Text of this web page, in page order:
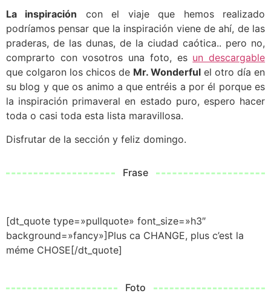
La inspiración con el viaje que hemos realizado
podríamos pensar que la inspiración viene de ahí, de las
praderas, de las dunas, de la ciudad caótica.. pero no,
comprarto con vosotros una foto, es un descargable
que colgaron los chicos de Mr. Wonderful el otro día en
su blog y que os animo a que entréis a por él porque es
la inspiración primaveral en estado puro, espero hacer
toda o casi toda esta lista maravillosa.
Disfrutar de la sección y feliz domingo.
Frase
[dt_quote type=»pullquote» font_size=»h3″
background=»fancy»]Plus ca CHANGE, plus c’est la
méme CHOSE[/dt_quote]
Foto